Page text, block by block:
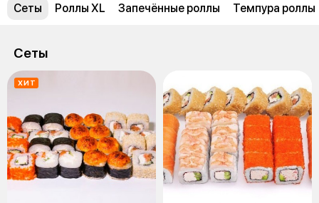
Сеты Роллы ХL Запечённые роллы Темпура роллы
Сеты
ХИТ